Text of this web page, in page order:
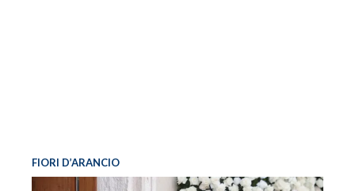
FIORI D’ARANCIO